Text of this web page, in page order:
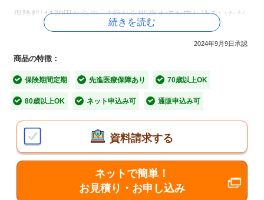
保険料は170円から※。1歳から85歳までお申し込みいただ
けます。
■「お守り入院ほけん」の3つの特長
け取れます！
熱中症で2日以上の入院で、熱中症一時金として5万円をお
受け取りいただけます。
毎日の部活動やクラブ活動をするお子さま、屋外でお仕事
をされている方、おうち時間が長い幼児や高齢の方に！
続きを読む
2024年9月9日承認
商品の特徴：
保険期間定期 先進医療保障あり 70歳以上OK
80歳以上OK ネット申込み可 通販申込み可
資料請求する
ネットで簡単！
お見積り・お申し込み